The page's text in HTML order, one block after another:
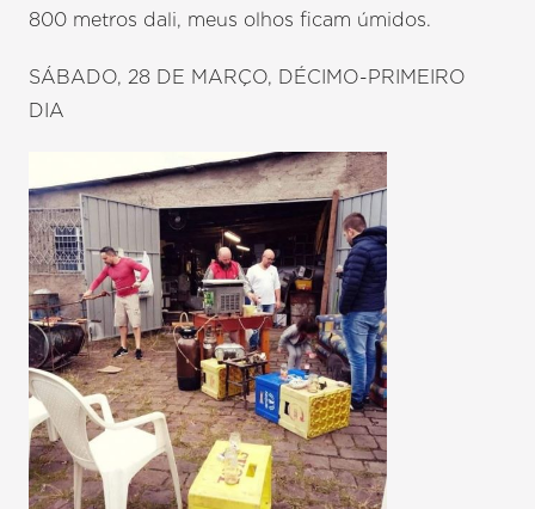
800 metros dali, meus olhos ficam úmidos.
SÁBADO, 28 DE MARÇO, DÉCIMO-PRIMEIRO
DIA